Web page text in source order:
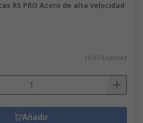
RS PRO Acero de alta velocidad
16,67 €/unidad
Añadir